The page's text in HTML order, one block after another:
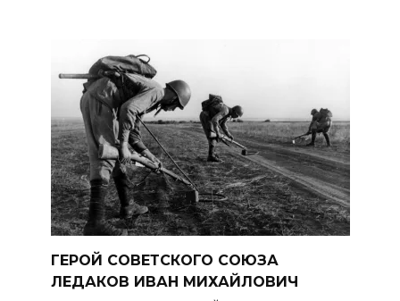
ГЕРОЙ СОВЕТСКОГО СОЮЗА
ЛЕДАКОВ ИВАН МИХАЙЛОВИЧ